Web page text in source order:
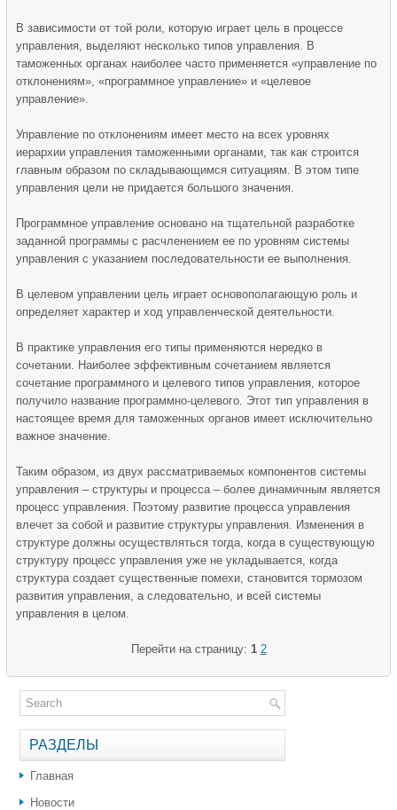
В зависимости от той роли, которую играет цель в процессе
управления, выделяют несколько типов управления. В
таможенных органах наиболее часто применяется «управление по
отклонениям», «программное управление» и «целевое
управление».
Управление по отклонениям имеет место на всех уровнях
иерархии управления таможенными органами, так как строится
главным образом по складывающимся ситуациям. В этом типе
управления цели не придается большого значения.
Программное управление основано на тщательной разработке
заданной программы с расчленением ее по уровням системы
управления с указанием последовательности ее выполнения.
В целевом управлении цель играет основополагающую роль и
определяет характер и ход управленческой деятельности.
В практике управления его типы применяются нередко в
сочетании. Наиболее эффективным сочетанием является
сочетание программного и целевого типов управления, которое
получило название программно-целевого. Этот тип управления в
настоящее время для таможенных органов имеет исключительно
важное значение.
Таким образом, из двух рассматриваемых компонентов системы
управления – структуры и процесса – более динамичным является
процесс управления. Поэтому развитие процесса управления
влечет за собой и развитие структуры управления. Изменения в
структуре должны осуществляться тогда, когда в существующую
структуру процесс управления уже не укладывается, когда
структура создает существенные помехи, становится тормозом
развития управления, а следовательно, и всей системы
управления в целом.
Перейти на страницу: 1 2
РАЗДЕЛЫ
Главная
Новости